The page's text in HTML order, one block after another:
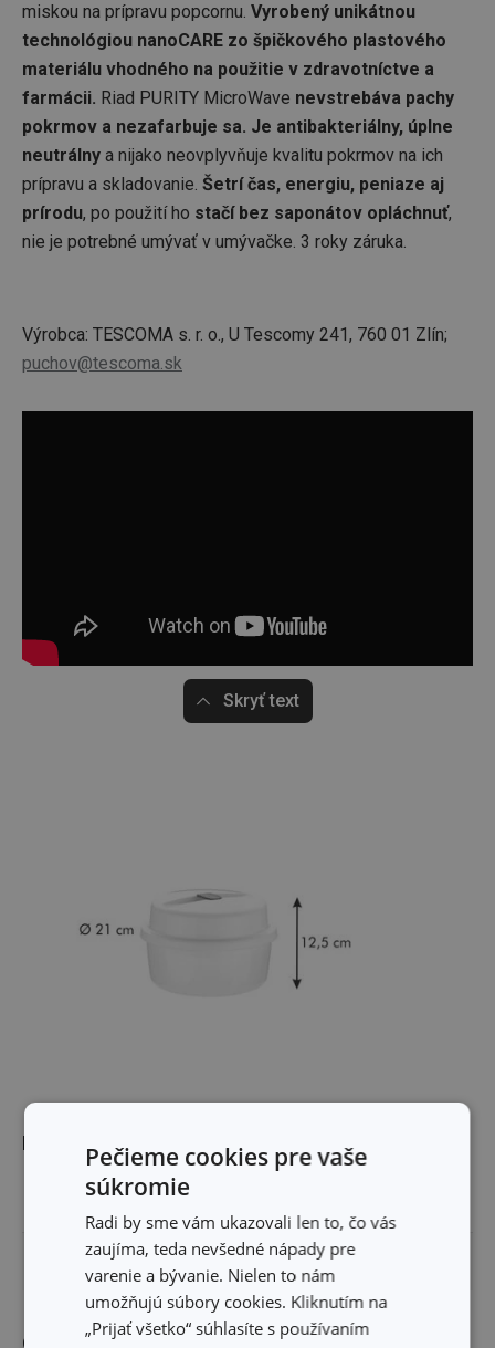
miskou na prípravu popcornu. Vyrobený unikátnou
technológiou nanoCARE zo špičkového plastového
materiálu vhodného na použitie v zdravotníctve a
farmácii. Riad PURITY MicroWave nevstrebáva pachy
pokrmov a nezafarbuje sa. Je antibakteriálny, úplne
neutrálny a nijako neovplyvňuje kvalitu pokrmov na ich
prípravu a skladovanie. Šetrí čas, energiu, peniaze aj
prírodu, po použití ho stačí bez saponátov opláchnuť,
nie je potrebné umývať v umývačke. 3 roky záruka.
Výrobca: TESCOMA s. r. o., U Tescomy 241, 760 01 Zlín;
puchov@tescoma.sk
Skryť text
Rozmery
PRIEMER (CM)
Ostatné parametre
Pečieme cookies pre vaše
súkromie
Radi by sme vám ukazovali len to, čo vás
zaujíma, teda nevšedné nápady pre
varenie a bývanie. Nielen to nám
umožňujú súbory cookies. Kliknutím na
„Prijať všetko“ súhlasíte s používaním